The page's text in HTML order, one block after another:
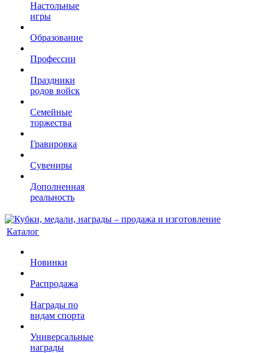
Настольные
игры
Образование
Профессии
Праздники
родов войск
Семейные
торжества
Гравировка
Сувениры
Дополненная
реальность
Каталог
Новинки
Распродажа
Награды по
видам спорта
Универсальные
награды